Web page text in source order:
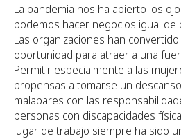
La pandemia nos ha abierto los
podemos hacer negocios igual
Las organizaciones han
oportunidad para atraer a una
Permitir especialmente a las
propensas a tomarse un
malabares con las
personas con discapacidades
lugar de trabajo siempre ha sido